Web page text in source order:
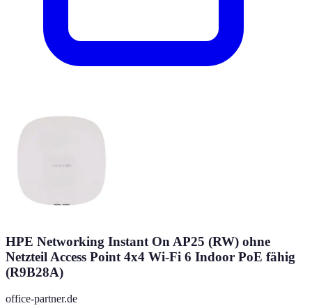
HPE Networking Instant On AP25 (RW) ohne
Netzteil Access Point 4x4 Wi-Fi 6 Indoor PoE fähig
(R9B28A)
office-partner.de